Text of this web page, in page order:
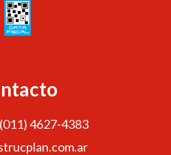
4627-4383